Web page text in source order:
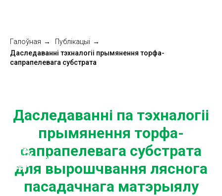
Галоўная → Публікацыі →
Даследаванні тэхналогіі прымянення торфа-
сапрапелевага субстрата
Даследаванні па тэхналогіі
прымянення торфа-
сапрапелевага субстрата
для вырошчвання ляснога
пасадачнага матэрыялу